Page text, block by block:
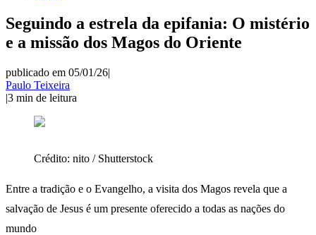
Seguindo a estrela da epifania: O mistério
e a missão dos Magos do Oriente
publicado em 05/01/26|
Paulo Teixeira
|3 min de leitura
Crédito: nito / Shutterstock
Entre a tradição e o Evangelho, a visita dos Magos revela que a
salvação de Jesus é um presente oferecido a todas as nações do
mundo